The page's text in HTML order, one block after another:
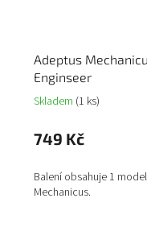
Adeptus
Enginseer
Skladem (1 ks)
749 Kč
Balení obsahuje 1
Mechanicus.